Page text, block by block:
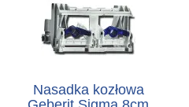
Nasadka kozłowa